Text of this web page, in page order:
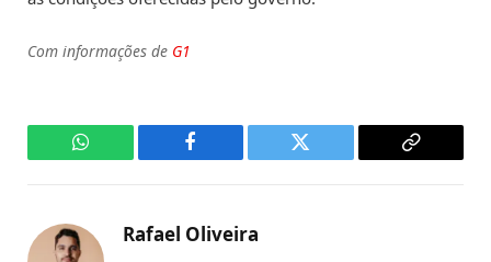
Com informações de G1
WhatsApp Facebook Twitter
Copy
Rafael Oliveira